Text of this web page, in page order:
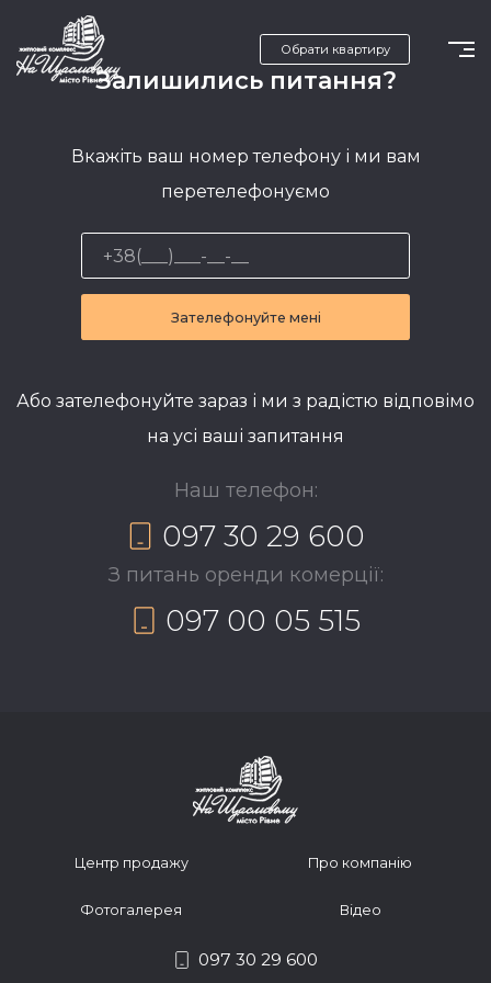
Обрати квартиру
Залишились питання?
Вкажіть ваш номер телефону і ми вам
перетелефонуємо
Зателефонуйте мені
Або зателефонуйте зараз і ми з радістю відповімо
на усі ваші запитання
Наш телефон:
097 30 29 600
З питань оренди комерції:
097 00 05 515
Центр продажу Про компанію
Фотогалерея Відео
097 30 29 600